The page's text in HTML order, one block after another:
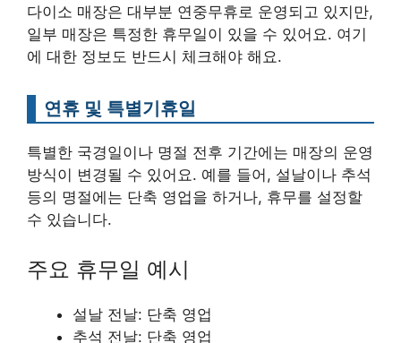
다이소 매장은 대부분 연중무휴로 운영되고 있지만,
일부 매장은 특정한 휴무일이 있을 수 있어요. 여기
에 대한 정보도 반드시 체크해야 해요.
연휴 및 특별기휴일
특별한 국경일이나 명절 전후 기간에는 매장의 운영
방식이 변경될 수 있어요. 예를 들어, 설날이나 추석
등의 명절에는 단축 영업을 하거나, 휴무를 설정할
수 있습니다.
주요 휴무일 예시
설날 전날: 단축 영업
추석 전날: 단축 영업